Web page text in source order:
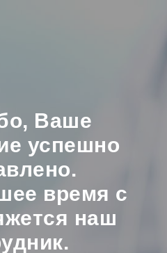
Ваше
успешно
время с
наш